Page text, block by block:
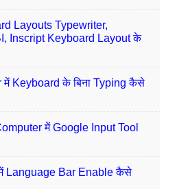
Layouts Typewriter,
Inscript Keyboard Layout के
में Keyboard के बिना Typing कैसे
में Google Input Tool
Language Bar Enable कैसे